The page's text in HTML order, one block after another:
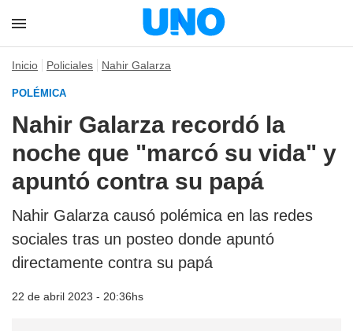
Inicio Policiales Nahir Galarza
POLÉMICA
Nahir Galarza recordó la
noche que "marcó su vida" y
apuntó contra su papá
Nahir Galarza causó polémica en las redes
sociales tras un posteo donde apuntó
directamente contra su papá
22 de abril 2023 - 20:36hs